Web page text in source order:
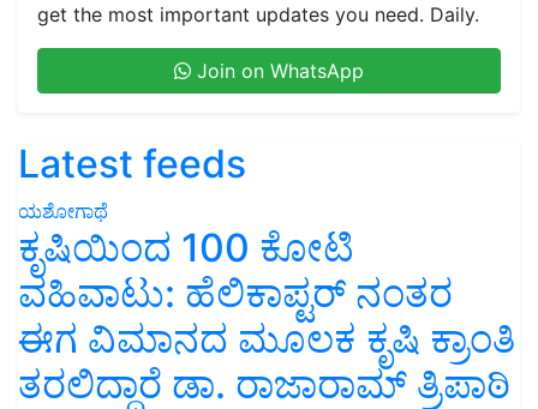
get the most important updates you need. Daily.
Join on WhatsApp
Latest feeds
ಯಶೋಗಾಥೆ
ಕೃಷಿಯಿಂದ 100 ಕೋಟಿ
ವಹಿವಾಟು: ಹೆಲಿಕಾಪ್ಟರ್ ನಂತರ
ಈಗ ವಿಮಾನದ ಮೂಲಕ ಕೃಷಿ ಕ್ರಾಂತಿ
ತರಲಿದ್ದಾರೆ ಡಾ. ರಾಜಾರಾಮ್ ತ್ರಿಪಾಠಿ